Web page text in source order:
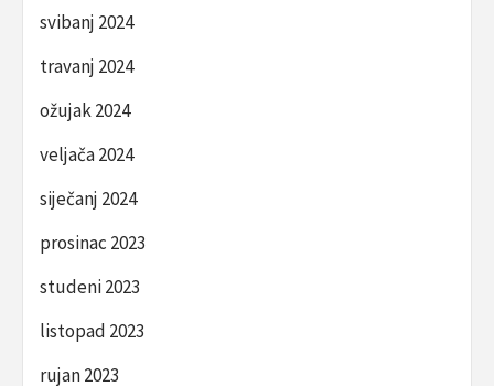
svibanj 2024
travanj 2024
ožujak 2024
veljača 2024
siječanj 2024
prosinac 2023
studeni 2023
listopad 2023
rujan 2023